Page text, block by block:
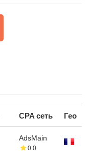
CPA сеть Гео
AdsMain
0.0